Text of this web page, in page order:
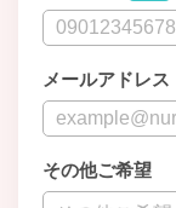
メールアドレス
その他ご希望